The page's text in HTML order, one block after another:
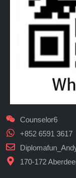
Counselor6
+852 6591 3617
170-172